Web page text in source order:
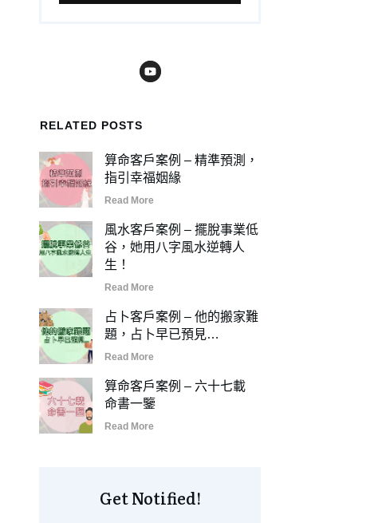
RELATED POSTS
算命客戶案例 – 精準預測，
指引幸福姻緣
Read More
風水客戶案例 – 擺脫事業低
谷，她用八字風水逆轉人
生！
Read More
占卜客戶案例 – 他的搬家難
題，占卜早已預見…
Read More
算命客戶案例 – 六十七載
命書一鑒
Read More
Get Notified!